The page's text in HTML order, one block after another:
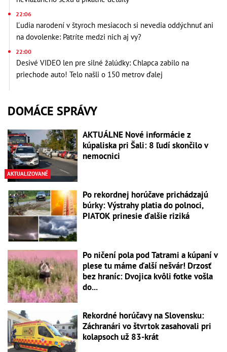
22:06
Ľudia narodení v štyroch mesiacoch si nevedia oddýchnuť ani
na dovolenke: Patríte medzi nich aj vy?
22:00
Desivé VIDEO len pre silné žalúdky: Chlapca zabilo na
priechode auto! Telo našli o 150 metrov ďalej
DOMÁCE SPRÁVY
AKTUALIZOVANÉ
AKTUÁLNE Nové informácie z
kúpaliska pri Šali: 8 ľudí skončilo v
nemocnici
Po rekordnej horúčave prichádzajú
búrky: Výstrahy platia do polnoci,
PIATOK prinesie ďalšie riziká
Po ničení pola pod Tatrami a kúpaní v
plese tu máme ďalší nešvár! Drzosť
bez hraníc: Dvojica kvôli fotke vošla
do...
Rekordné horúčavy na Slovensku:
Záchranári vo štvrtok zasahovali pri
kolapsoch už 83-krát